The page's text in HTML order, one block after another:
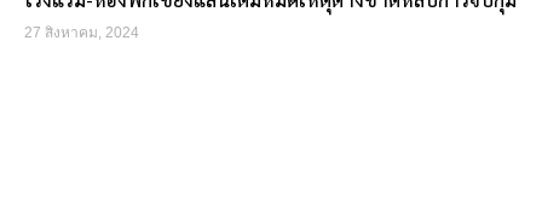
27 สิงหาคม, 2024